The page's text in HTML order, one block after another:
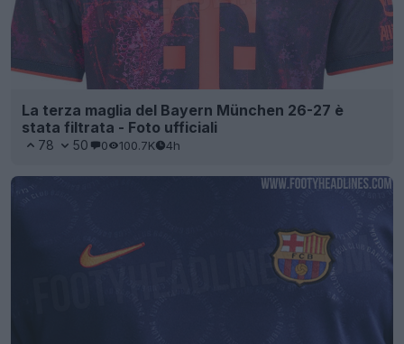
La terza maglia del Bayern München 26-27 è
stata filtrata - Foto ufficiali
78 50 0 100.7K 4h